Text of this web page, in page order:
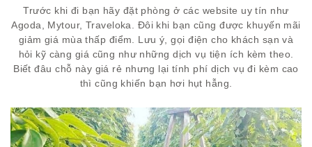
Trước khi đi bạn hãy đặt phòng ở các website uy tín như
Agoda, Mytour, Traveloka. Đôi khi bạn cũng được khuyến mãi
giảm giá mùa thấp điểm. Lưu ý, gọi điện cho khách sạn và
hỏi kỹ càng giá cũng như những dịch vụ tiện ích kèm theo.
Biết đâu chỗ này giá rẻ nhưng lại tính phí dịch vụ đi kèm cao
thì cũng khiến bạn hơi hụt hẫng.